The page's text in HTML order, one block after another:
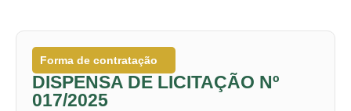
Forma de contratação
DISPENSA DE LICITAÇÃO Nº
017/2025